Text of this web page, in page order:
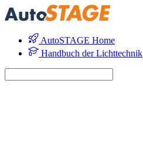
AutoSTAGE Home
Handbuch der Lichttechnik